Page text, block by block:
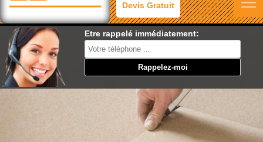
Devis Gratuit
Etre rappelé immédiatement: